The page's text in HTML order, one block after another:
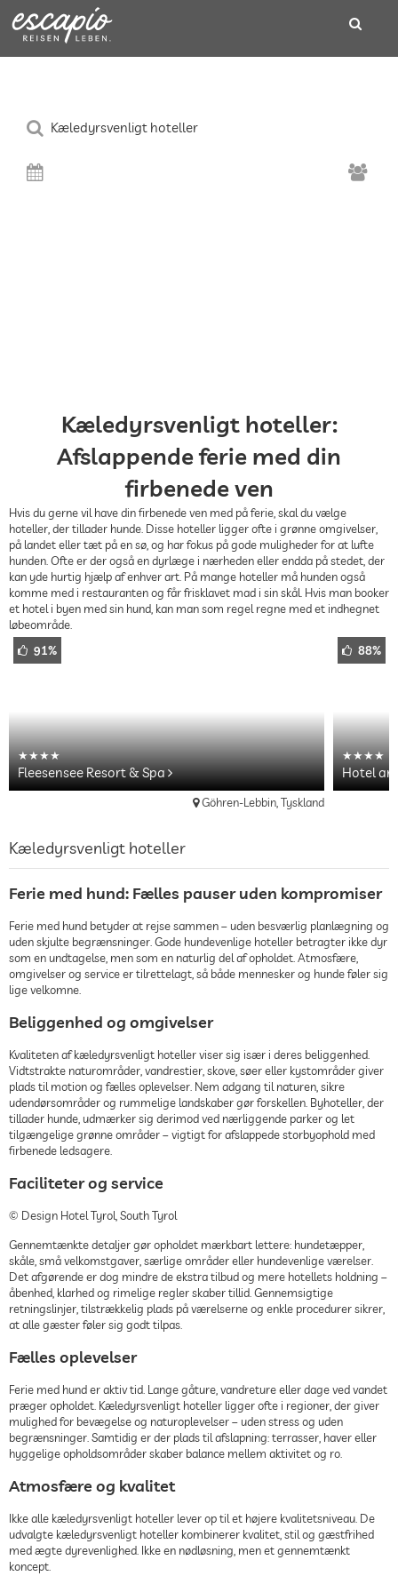
Kæledyrsvenligt hoteller:
Afslappende ferie med din
firbenede ven
Hvis du gerne vil have din firbenede ven med på ferie, skal du vælge
hoteller, der tillader hunde. Disse hoteller ligger ofte i grønne omgivelser,
på landet eller tæt på en sø, og har fokus på gode muligheder for at lufte
hunden. Ofte er der også en dyrlæge i nærheden eller endda på stedet, der
kan yde hurtig hjælp af enhver art. På mange hoteller må hunden også
komme med i restauranten og får frisklavet mad i sin skål. Hvis man booker
et hotel i byen med sin hund, kan man som regel regne med et indhegnet
løbeområde.
91%
Fleesensee Resort & Spa
Göhren-Lebbin, Tyskland
88%
Hotel
Kæledyrsvenligt hoteller
Ferie med hund: Fælles pauser uden kompromiser
Ferie med hund betyder at rejse sammen – uden besværlig planlægning og
uden skjulte begrænsninger. Gode hundevenlige hoteller betragter ikke dyr
som en undtagelse, men som en naturlig del af opholdet. Atmosfære,
omgivelser og service er tilrettelagt, så både mennesker og hunde føler sig
lige velkomne.
Beliggenhed og omgivelser
Kvaliteten af kæledyrsvenligt hoteller viser sig især i deres beliggenhed.
Vidtstrakte naturområder, vandrestier, skove, søer eller kystområder giver
plads til motion og fælles oplevelser. Nem adgang til naturen, sikre
udendørsområder og rummelige landskaber gør forskellen. Byhoteller, der
tillader hunde, udmærker sig derimod ved nærliggende parker og let
tilgængelige grønne områder – vigtigt for afslappede storbyophold med
firbenede ledsagere.
Faciliteter og service
© Design Hotel Tyrol, South Tyrol
Gennemtænkte detaljer gør opholdet mærkbart lettere: hundetæpper,
skåle, små velkomstgaver, særlige områder eller hundevenlige værelser.
Det afgørende er dog mindre de ekstra tilbud og mere hotellets holdning –
åbenhed, klarhed og rimelige regler skaber tillid. Gennemsigtige
retningslinjer, tilstrækkelig plads på værelserne og enkle procedurer sikrer,
at alle gæster føler sig godt tilpas.
Fælles oplevelser
Ferie med hund er aktiv tid. Lange gåture, vandreture eller dage ved vandet
præger opholdet. Kæledyrsvenligt hoteller ligger ofte i regioner, der giver
mulighed for bevægelse og naturoplevelser – uden stress og uden
begrænsninger. Samtidig er der plads til afslapning: terrasser, haver eller
hyggelige opholdsområder skaber balance mellem aktivitet og ro.
Atmosfære og kvalitet
Ikke alle kæledyrsvenligt hoteller lever op til et højere kvalitetsniveau. De
udvalgte kæledyrsvenligt hoteller kombinerer kvalitet, stil og gæstfrihed
med ægte dyrevenlighed. Ikke en nødløsning, men et gennemtænkt
koncept.